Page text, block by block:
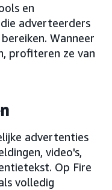
en
adverteerders
Wanneer
profiteren ze van
advertenties
video's,
Op Fire
volledig